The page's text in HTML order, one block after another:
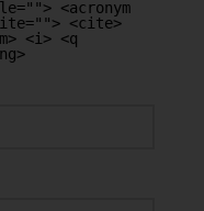
<acronym
<cite>
<i> <q